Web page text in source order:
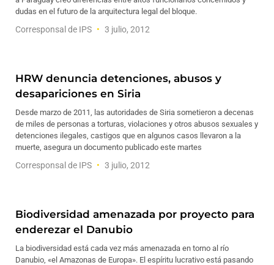
dudas en el futuro de la arquitectura legal del bloque.
Corresponsal de IPS 3 julio, 2012
HRW denuncia detenciones, abusos y
desapariciones en Siria
Desde marzo de 2011, las autoridades de Siria sometieron a decenas
de miles de personas a torturas, violaciones y otros abusos sexuales y
detenciones ilegales, castigos que en algunos casos llevaron a la
muerte, asegura un documento publicado este martes
Corresponsal de IPS 3 julio, 2012
Biodiversidad amenazada por proyecto para
enderezar el Danubio
La biodiversidad está cada vez más amenazada en torno al río
Danubio, «el Amazonas de Europa». El espíritu lucrativo está pasando